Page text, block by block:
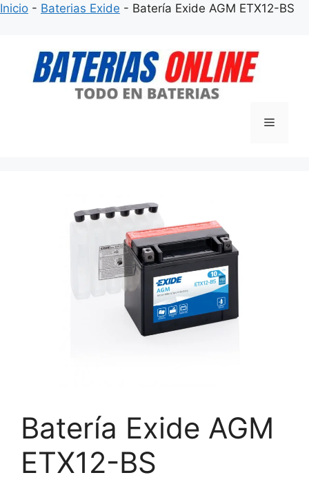
Inicio - Baterias Exide - Batería Exide AGM ETX12-BS
contenido
Menú
Batería Exide AGM
ETX12-BS